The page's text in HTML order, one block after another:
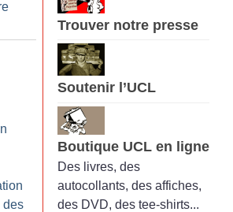
des
Trouver notre presse
Soutenir l’UCL
Boutique UCL en ligne
Des livres, des
autocollants, des affiches,
des DVD, des tee-shirts...